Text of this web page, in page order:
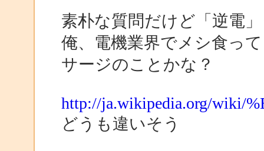
素朴な質問だけど「逆電
俺、電機業界でメシ食っ
サージのことかな？
http://ja.wikipedia.org/wiki/
どうも違いそう